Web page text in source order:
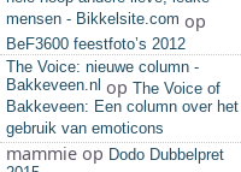
mensen - Bikkelsite.com op
BeF3600 feestfoto’s 2012
The Voice: nieuwe column -
Bakkeveen.nl op The Voice of
Bakkeveen: Een column over het
gebruik van emoticons
mammie op Dodo Dubbelpret